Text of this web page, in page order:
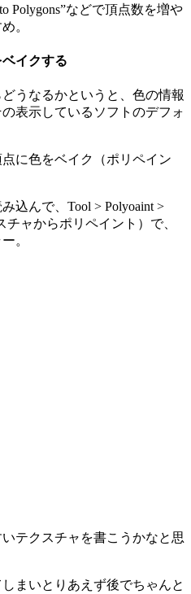
Polygons”などで頂点数を増や
。
イクする
うなるかというと、色の情報
表示しているソフトのデフォ
に色をベイク（ポリペイン
込んで、Tool > Polyoaint >
チャからポリペイント）で、
。
テクスチャを書こうかなと思
まいとりあえず後でちゃんと